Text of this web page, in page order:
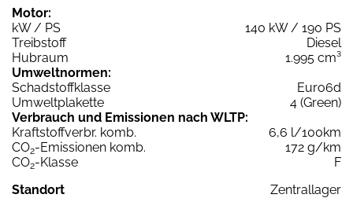
Motor:
kW / PS
140 kW / 190 PS
Treibstoff
Diesel
Hubraum
1.995 cm³
Umweltnormen:
Schadstoffklasse
Euro6d
Umweltplakette
4 (Green)
Verbrauch und Emissionen nach WLTP:
Kraftstoffverbr. komb.
6,6 l/100km
CO2-Emissionen komb.
172 g/km
CO2-Klasse
F
Standort
Zentrallager